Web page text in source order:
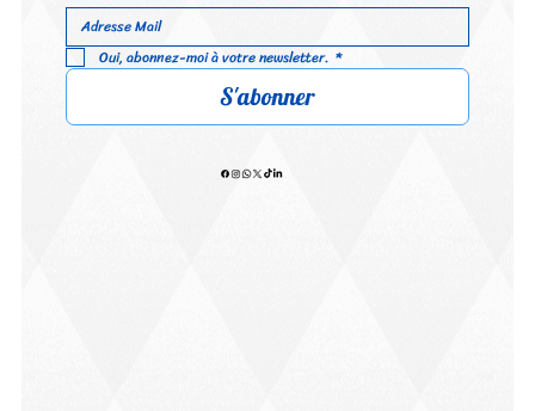
Oui, abonnez-moi à votre newsletter. *
S'abonner